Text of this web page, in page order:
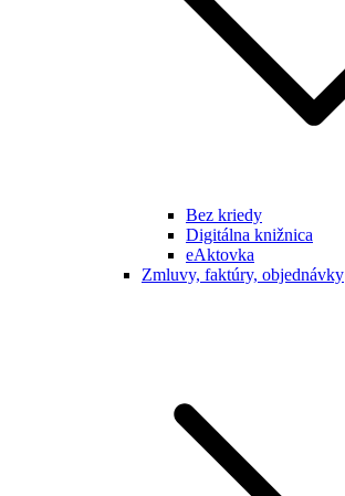
Bez kriedy
Digitálna knižnica
eAktovka
Zmluvy, faktúry, objednávky